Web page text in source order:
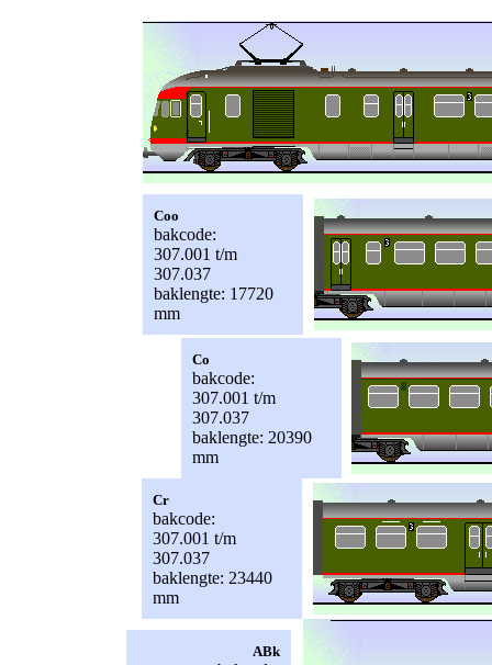
Coo
bakcode:
307.001 t/m
307.037
baklengte: 17720
mm
Co
bakcode:
307.001 t/m
307.037
baklengte: 20390
mm
Cr
bakcode:
307.001 t/m
307.037
baklengte: 23440
mm
ABk